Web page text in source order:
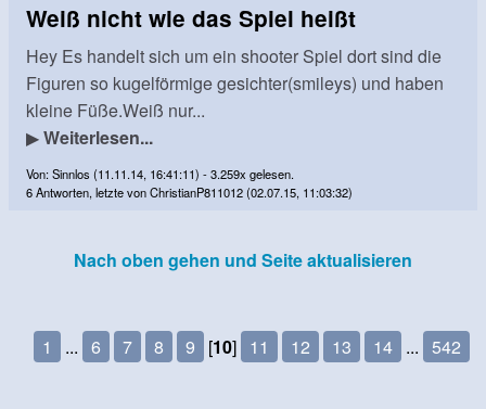
Weiß nicht wie das Spiel heißt
Hey Es handelt sich um ein shooter Spiel dort sind die
Figuren so kugelförmige gesichter(smileys) und haben
kleine Füße.Weiß nur...
▶Weiterlesen...
Von: Sinnlos (11.11.14, 16:41:11) - 3.259x gelesen.
6 Antworten, letzte von ChristianP811012 (02.07.15, 11:03:32)
Nach oben gehen und Seite aktualisieren
1 ... 6 7 8 9 [10] 11 12 13 14 ... 542